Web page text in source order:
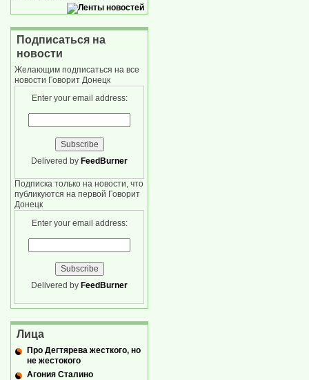
Подписаться на
новости
Желающим подписаться на все
новости Говорит Донецк
Enter your email address:
Delivered by FeedBurner
Подписка только на новости, что
публикуются на первой Говорит
Донецк
Enter your email address:
Delivered by FeedBurner
Лица
Про Дегтярева жесткого, но
не жестокого
Агония Сталино